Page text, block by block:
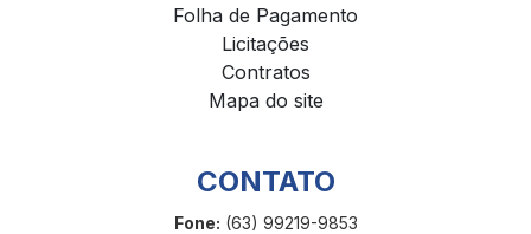
Folha de Pagamento
Licitações
Contratos
Mapa do site
CONTATO
Fone: (63) 99219-9853